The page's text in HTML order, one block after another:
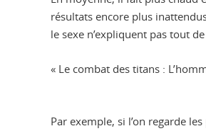
résultats encore plus
le sexe n’expliquent pas tout
« Le combat des titans :
Par exemple, si l’on regarde